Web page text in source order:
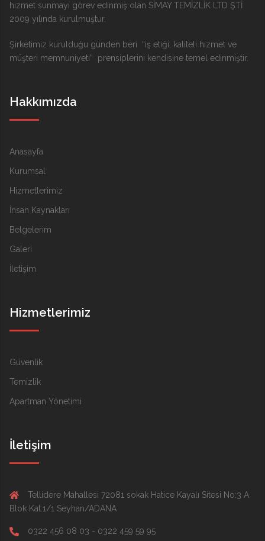
hizmet sunmayı görev edinmiş olan SİMAY TEMİZLİK LTD ŞTİ
2009 yılında kurulmuştur.
Şirketimiz kurulduğu günden beri “iş etiği, kaliteli hizmet ve
müşteri memnuniyeti” prensiplerini kendisine temel edinmiştir.
Hakkımızda
Anasayfa
Kurumsal
Hizmetlerimiz
İnsan Kaynakları
Belgelerim
Galeri
İletişim
Hizmetlerimiz
Güvenlik
Temizlik
Apartman Yönetimi
İletişim
Tellidere Mahallesi 72081 sokak Hatice Kayalı Sitesi No:3 A
Blok Kat:1/1 Seyhan/ADANA
0322 456 08 03 - 0322 459 59 95